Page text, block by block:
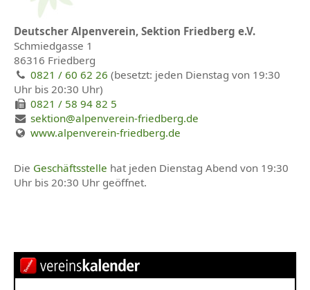
Vorträge &
Veranstaltungen
Gruppen
Alpingruppe
Familiengruppe 1:
Familiengruppe 2: Die
Familiengruppe 4: Die
Deutscher Alpenverein, Sektion Friedberg e.V.
Schmiedgasse 1
86316 Friedberg
0821 / 60 62 26 (besetzt: jeden Dienstag von 19:30
Uhr bis 20:30 Uhr)
0821 / 58 94 82 5
sektion@alpenverein-friedberg.de
www.alpenverein-friedberg.de
Die Geschäftsstelle hat jeden Dienstag Abend von 19:30
Uhr bis 20:30 Uhr geöffnet.